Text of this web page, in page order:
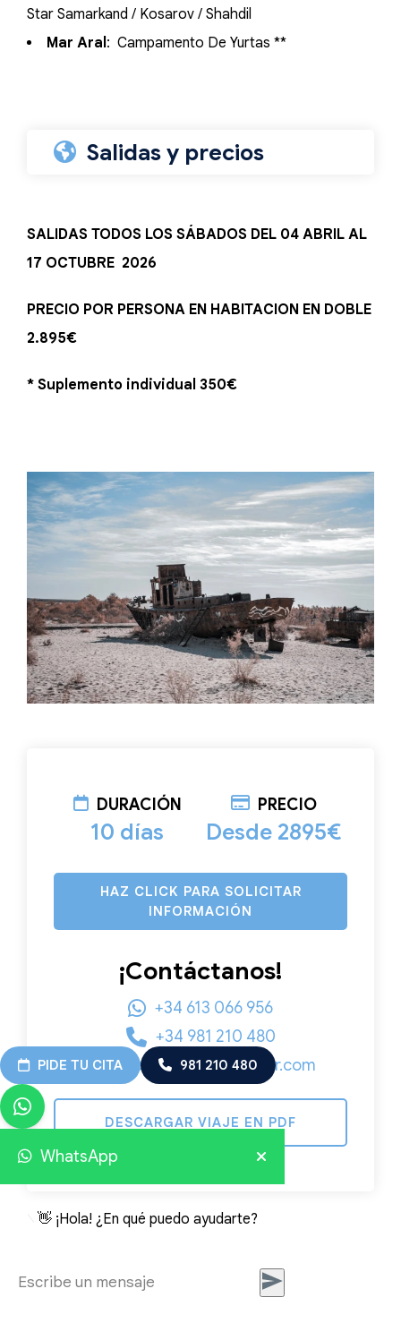
Star Samarkand / Kosarov / Shahdil
Mar Aral: Campamento De Yurtas **
Salidas y precios
SALIDAS TODOS LOS SÁBADOS DEL 04 ABRIL AL
17 OCTUBRE 2026
PRECIO POR PERSONA EN HABITACION EN DOBLE
2.895€
* Suplemento individual 350€
DURACIÓN
10 días
PRECIO
Desde 2895€
HAZ CLICK PARA SOLICITAR
INFORMACIÓN
¡Contáctanos!
+34 613 066 956
+34 981 210 480
info@viajesembajador.com
DESCARGAR VIAJE EN PDF
PIDE TU CITA 981 210 480
WhatsApp
👋 ¡Hola! ¿En qué puedo ayudarte?